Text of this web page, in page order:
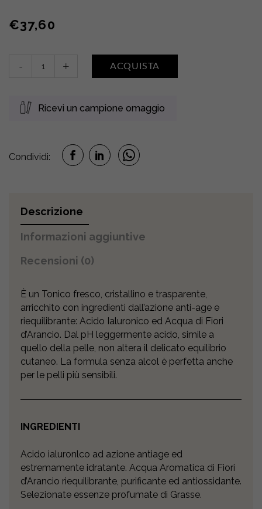
€37,60
quantity
- + ACQUISTA
Ricevi un campione omaggio
Condividi:
Descrizione
Informazioni aggiuntive
Recensioni (0)
È un Tonico fresco, cristallino e trasparente,
arricchito con ingredienti dall’azione anti-age e
riequilibrante: Acido Ialuronico ed Acqua di Fiori
d’Arancio. Dal pH leggermente acido, simile a
quello della pelle, non altera il delicato equilibrio
cutaneo. La formula senza alcol è perfetta anche
per le pelli più sensibili.
INGREDIENTI
Acido ialuronlco ad azione antiage ed
estremamente idratante. Acqua Aromatica di Fiori
d’Arancio riequilibrante, purificante ed antiossidante.
Selezionate essenze profumate di Grasse.